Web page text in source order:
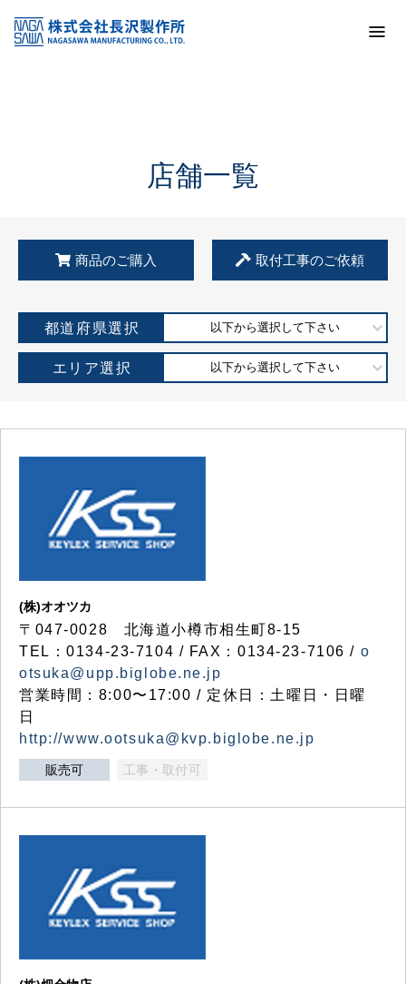
KSS加盟店・取扱店情報
店舗一覧
店舗一覧
商品のご購入 取付工事のご依頼
都道府県選択 以下から選択して下さい
エリア選択 以下から選択して下さい
(株)オオツカ
〒047-0028 北海道小樽市相生町8-15
TEL：0134-23-7104 / FAX：0134-23-7106 / o
otsuka@upp.biglobe.ne.jp
営業時間：8:00〜17:00 / 定休日：土曜日・日曜
日
http://www.ootsuka@kvp.biglobe.ne.jp
販売可 工事・取付可